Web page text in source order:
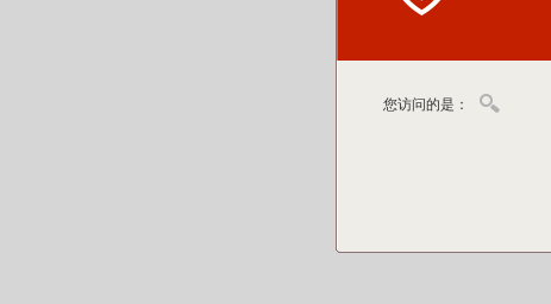
您访问的是：